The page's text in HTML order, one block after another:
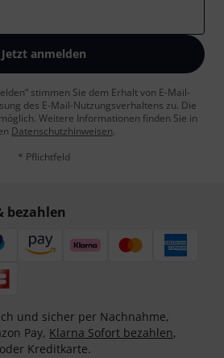
Jetzt anmelden
stimmen Sie dem Erhalt von E-Mail-
des E-Mail-Nutzungsverhaltens zu. Die
Weitere Informationen finden Sie in
Datenschutzhinweisen.
* Pflichtfeld
bezahlen
und sicher per Nachnahme,
Pay, Klarna Sofort bezahlen,
oder Kreditkarte.